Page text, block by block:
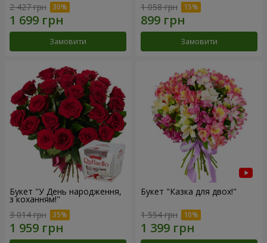
2 427 грн
Замовити
1 058 грн
Замовити
Букет "У День народження,
з коханням!"
3 014 грн
Букет "Казка для двох!"
1 554 грн